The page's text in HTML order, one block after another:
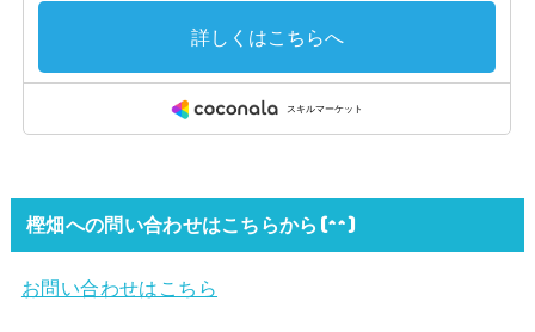
樫畑への問い合わせはこちらから(^^)
お問い合わせはこちら